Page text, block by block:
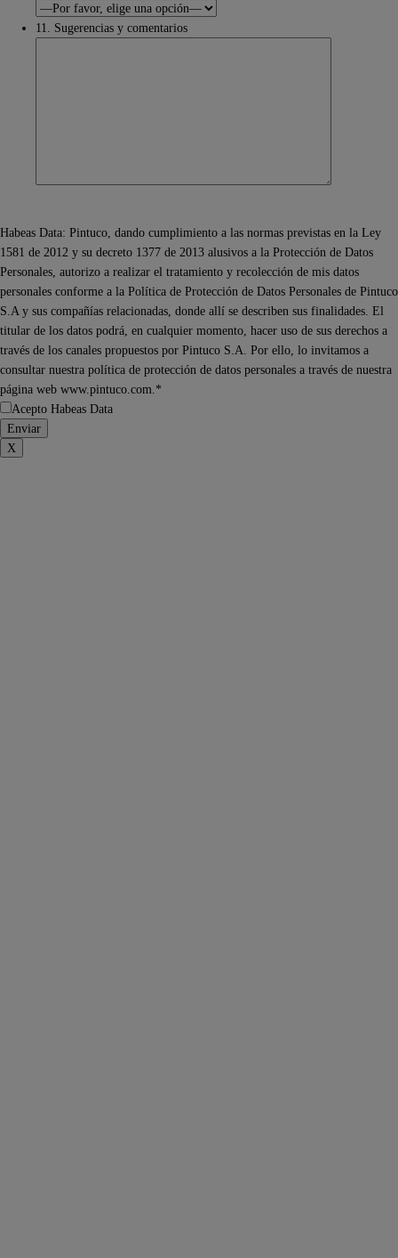
11. Sugerencias y comentarios
Habeas Data: Pintuco, dando cumplimiento a las normas previstas en la Ley
1581 de 2012 y su decreto 1377 de 2013 alusivos a la Protección de Datos
Personales, autorizo a realizar el tratamiento y recolección de mis datos
personales conforme a la Política de Protección de Datos Personales de Pintuco
S.A y sus compañías relacionadas, donde allí se describen sus finalidades. El
titular de los datos podrá, en cualquier momento, hacer uso de sus derechos a
través de los canales propuestos por Pintuco S.A. Por ello, lo invitamos a
consultar nuestra política de protección de datos personales a través de nuestra
página web www.pintuco.com.*
Acepto Habeas Data
X